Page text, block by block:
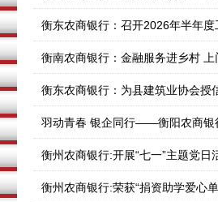
衡东农商银行：召开2026年半年度
衡南农商银行：金融服务进乡村
衡东农商银行：为县建筑业协会授
羽动青春 银企同行——衡阳农商银
衡州农商银行:开展“七一”主题党日
衡州农商银行:荣获“捐资助学爱心